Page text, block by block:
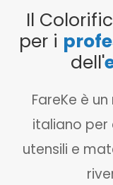
Il
per i
dell'
FareKe è
italiano per
utensili e